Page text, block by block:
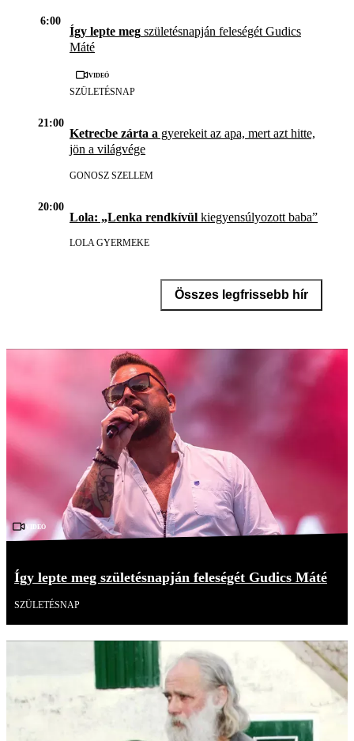
6:00
Így lepte meg születésnapján feleségét Gudics
Máté
Videó
SZÜLETÉSNAP
21:00
Ketrecbe zárta a gyerekeit az apa, mert azt hitte,
jön a világvége
GONOSZ SZELLEM
20:00
Lola: „Lenka rendkívül kiegyensúlyozott baba”
LOLA GYERMEKE
Összes legfrissebb hír
Videó
Így lepte meg születésnapján feleségét Gudics Máté
SZÜLETÉSNAP